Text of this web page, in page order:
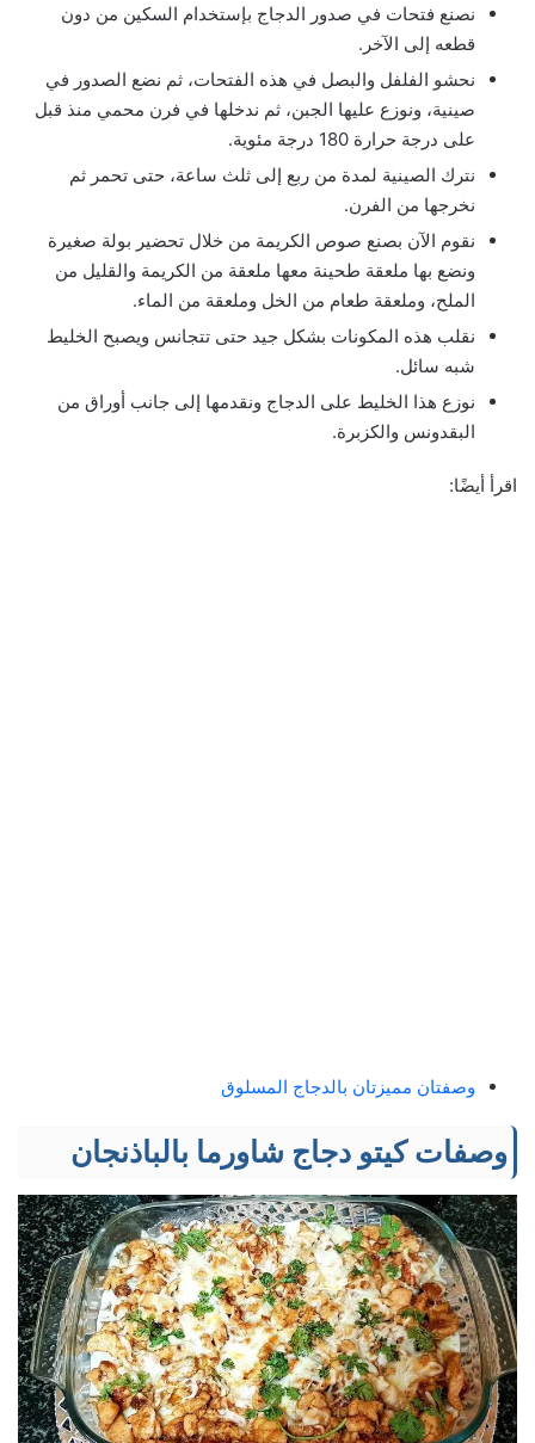
نصنع فتحات في صدور الدجاج بإستخدام السكين من دون
قطعه إلى الآخر.
نحشو الفلفل والبصل في هذه الفتحات، ثم نضع الصدور في
صينية، ونوزع عليها الجبن، ثم ندخلها في فرن محمي منذ قبل
على درجة حرارة 180 درجة مئوية.
نترك الصينية لمدة من ربع إلى ثلث ساعة، حتى تحمر ثم
نخرجها من الفرن.
نقوم الآن بصنع صوص الكريمة من خلال تحضير بولة صغيرة
ونضع بها ملعقة طحينة معها ملعقة من الكريمة والقليل من
الملح، وملعقة طعام من الخل وملعقة من الماء.
نقلب هذه المكونات بشكل جيد حتى تتجانس ويصبح الخليط
شبه سائل.
نوزع هذا الخليط على الدجاج ونقدمها إلى جانب أوراق من
البقدونس والكزبرة.
اقرأ أيضًا:
وصفتان مميزتان بالدجاج المسلوق
وصفات كيتو دجاج شاورما بالباذنجان